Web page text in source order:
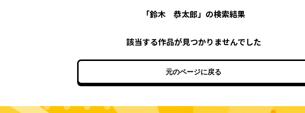
「鈴木 恭太郎」の検索結果
該当する作品が見つかりませんでした
元のページに戻る